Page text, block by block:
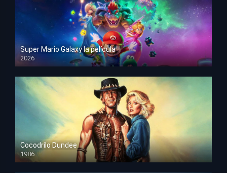
Super Mario Galaxy la película
2026
HD 1080p
Cocodrilo Dundee
1986
HD 1080p